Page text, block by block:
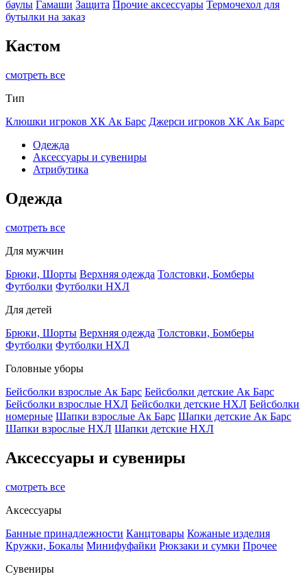
баулы Гамаши Защита Прочие аксессуары Термочехол для
бутылки на заказ
Кастом
смотреть все
Тип
Клюшки игроков ХК Ак Барс Джерси игроков ХК Ак Барс
Одежда
Аксессуары и сувениры
Атрибутика
Одежда
смотреть все
Для мужчин
Брюки, Шорты Верхняя одежда Толстовки, Бомберы
Футболки Футболки НХЛ
Для детей
Брюки, Шорты Верхняя одежда Толстовки, Бомберы
Футболки Футболки НХЛ
Головные уборы
Бейсболки взрослые Ак Барс Бейсболки детские Ак Барс
Бейсболки взрослые НХЛ Бейсболки детские НХЛ Бейсболки
номерные Шапки взрослые Ак Барс Шапки детские Ак Барс
Шапки взрослые НХЛ Шапки детские НХЛ
Аксессуары и сувениры
смотреть все
Аксессуары
Банные принадлежности Канцтовары Кожаные изделия
Кружки, Бокалы Минифуфайки Рюкзаки и сумки Прочее
Сувениры